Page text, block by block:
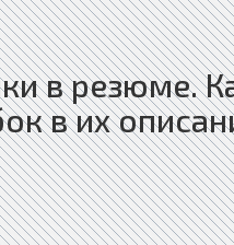
в резюме.
в их